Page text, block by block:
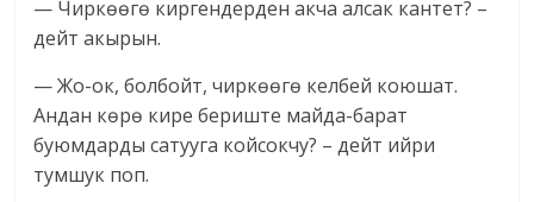
— Чиркөөгө киргендерден акча алсак кантет? –
дейт акырын.
— Жо-ок, болбойт, чиркөөгө келбей коюшат.
Андан көрө кире бериште майда-барат
буюмдарды сатууга койсокчу? – дейт ийри
тумшук поп.